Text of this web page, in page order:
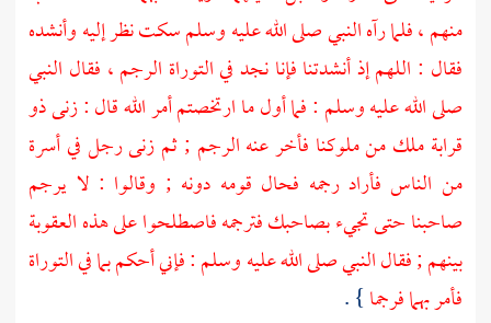
منهم ، فلما رآه النبي صلى الله عليه وسلم سكت نظر إليه وأنشده
فقال : اللهم إذ أنشدتنا فإنا نجد في التوراة الرجم ، فقال النبي
صلى الله عليه وسلم : فما أول ما ارتخصتم أمر الله قال : زنى ذو
قرابة ملك من ملوكنا فأخر عنه الرجم ; ثم زنى رجل في أسرة
من الناس فأراد رجمه فحال قومه دونه ; وقالوا : لا يرجم
صاحبنا حتى تجيء بصاحبك فترجمه فاصطلحوا على هذه العقوبة
بينهم ; فقال النبي صلى الله عليه وسلم : فإني أحكم بما في التوراة
فأمر بهما فرجما} .